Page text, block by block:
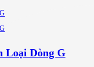
Loại Dòng G